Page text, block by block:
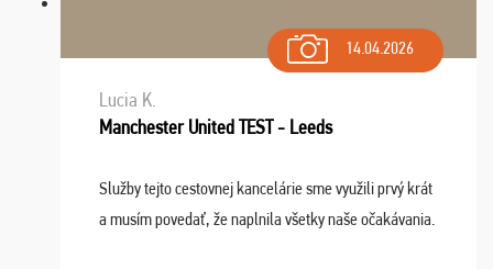
14.04.2026
Lucia K.
Manchester United TEST - Leeds
Služby tejto cestovnej kancelárie sme využili prvý krát
a musím povedať, že naplnila všetky naše očakávania.